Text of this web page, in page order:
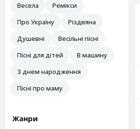
Весела
Ремікси
Про Україну
Різдвяна
Душевні
Весільні пісні
Пісні для дітей
В машину
З днем народження
Пісні про маму
Жанри